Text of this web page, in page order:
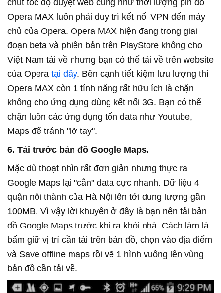
chút tốc độ duyệt web cũng như thời lượng pin do
Opera MAX luôn phải duy trì kết nối VPN đến máy
chủ của Opera. Opera MAX hiện đang trong giai
đoạn beta và phiên bản trên PlayStore không cho
Việt Nam tải về nhưng bạn có thể tải về trên website
của Opera tại đây. Bên cạnh tiết kiệm lưu lượng thì
Opera MAX còn 1 tính năng rất hữu ích là chặn
không cho ứng dụng dùng kết nối 3G. Bạn có thể
chặn luôn các ứng dụng tốn data như Youtube,
Maps để tránh "lỡ tay".
6. Tải trước bản đồ Google Maps.
Mặc dù thoạt nhìn rất đơn giản nhưng thực ra
Google Maps lại "cắn" data cực nhanh. Dữ liệu 4
quận nội thành của Hà Nội lên tới dung lượng gần
100MB. Vì vậy lời khuyên ở đây là bạn nên tải bản
đồ Google Maps trước khi ra khỏi nhà. Cách làm là
bấm giữ vị trí cần tải trên bản đồ, chọn vào địa điểm
và Save offline maps rồi vẽ 1 hình vuông lên vùng
bản đồ cần tải về.